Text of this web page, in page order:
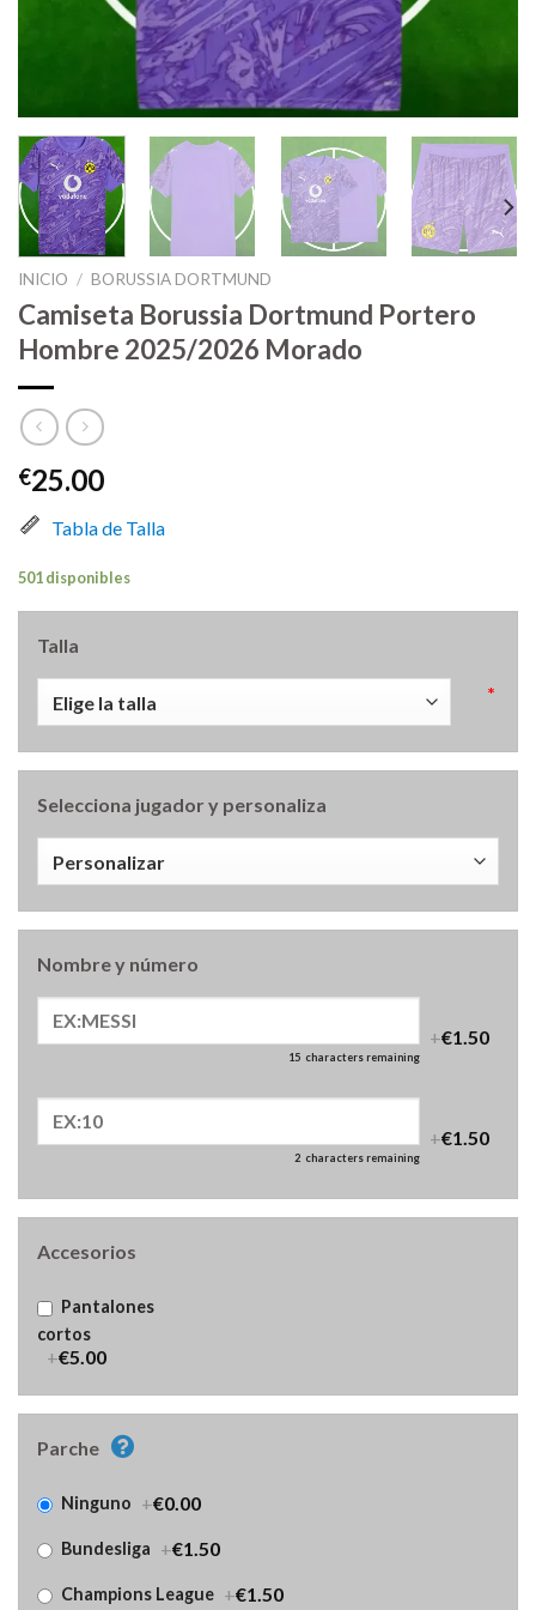
INICIO / BORUSSIA DORTMUND
Camiseta Borussia Dortmund Portero
Hombre 2025/2026 Morado
€25.00
Tabla de Talla
501 disponibles
Talla
*
Selecciona jugador y personaliza
Nombre y número
15 characters remaining
+€1.50
2 characters remaining
+€1.50
Accesorios
Pantalones
cortos
+€5.00
Parche
Ninguno +€0.00
Bundesliga +€1.50
Champions League +€1.50